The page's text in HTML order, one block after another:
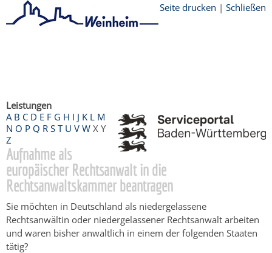
Seite drucken | Schließen
Leistungen
A B C D E F G H I J K L M
N O P Q R S T U V W X Y
Z
Aufnahme als
europäischer Rechtsanwalt in die
Rechtsanwaltskammer beantragen
Sie möchten in Deutschland als niedergelassene
Rechtsanwältin oder niedergelassener Rechtsanwalt arbeiten
und waren bisher anwaltlich in einem der folgenden Staaten
tätig?